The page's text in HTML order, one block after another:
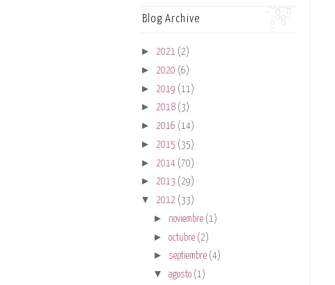
Blog Archive
► 2021 (2)
► 2020 (6)
► 2019 (11)
► 2018 (3)
► 2016 (14)
► 2015 (35)
► 2014 (70)
► 2013 (29)
▼ 2012 (33)
► noviembre (1)
► octubre (2)
► septiembre (4)
▼ agosto (1)